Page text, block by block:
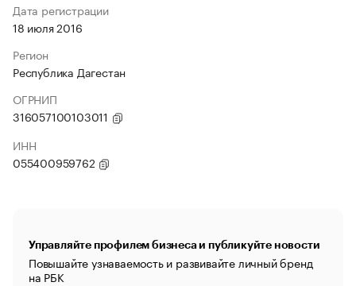
Дата регистрации
18 июля 2016
Регион
Республика Дагестан
ОГРНИП
316057100103011
ИНН
055400959762
Управляйте профилем бизнеса и публикуйте новости
Повышайте узнаваемость и развивайте личный бренд
на РБК